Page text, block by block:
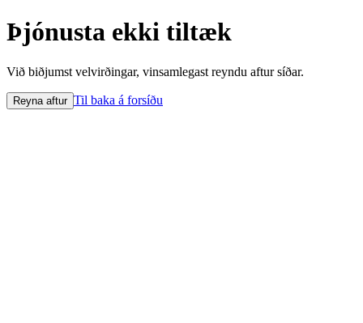
Þjónusta ekki tiltæk
Við biðjumst velvirðingar, vinsamlegast reyndu aftur síðar.
Reyna aftur Til baka á forsíðu